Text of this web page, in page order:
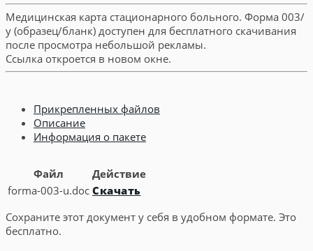
Медицинская карта стационарного больного. Форма 003/
у (образец/бланк) доступен для бесплатного скачивания
после просмотра небольшой рекламы.
Ссылка откроется в новом окне.
Прикрепленных файлов
Описание
Информация о пакете
Файл
Действие
forma-003-u.doc Скачать
Сохраните этот документ у себя в удобном формате. Это
бесплатно.